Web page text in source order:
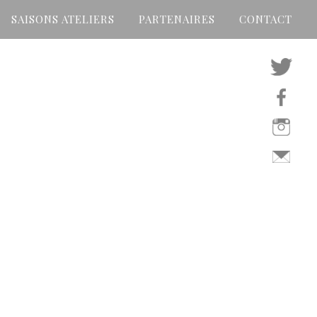
SAISONS ATELIERS PARTENAIRES CONTACT